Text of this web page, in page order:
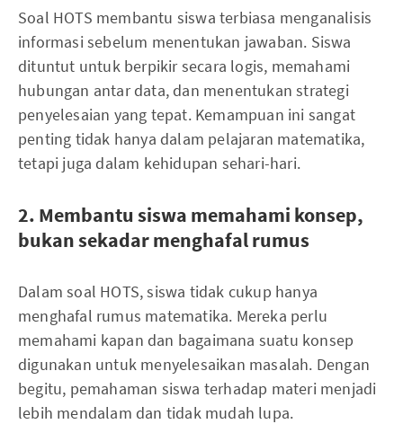
Soal HOTS membantu siswa terbiasa menganalisis
informasi sebelum menentukan jawaban. Siswa
dituntut untuk berpikir secara logis, memahami
hubungan antar data, dan menentukan strategi
penyelesaian yang tepat. Kemampuan ini sangat
penting tidak hanya dalam pelajaran matematika,
tetapi juga dalam kehidupan sehari-hari.
2. Membantu siswa memahami konsep,
bukan sekadar menghafal rumus
Dalam soal HOTS, siswa tidak cukup hanya
menghafal rumus matematika. Mereka perlu
memahami kapan dan bagaimana suatu konsep
digunakan untuk menyelesaikan masalah. Dengan
begitu, pemahaman siswa terhadap materi menjadi
lebih mendalam dan tidak mudah lupa.